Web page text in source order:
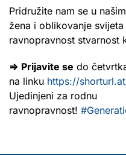
Pridružite nam se u
žena i oblikovanje
ravnopravnost stvarnost
⇒ Prijavite se do
na linku https://
Ujedinjeni za rodnu
ravnopravnost!